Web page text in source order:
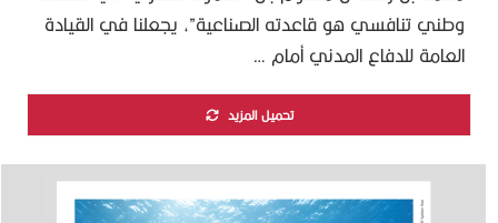
وطني تنافسي هو قاعدته الصناعية”، يجعلنا في القيادة
العامة للدفاع المدني أمام …
تحميل المزيد